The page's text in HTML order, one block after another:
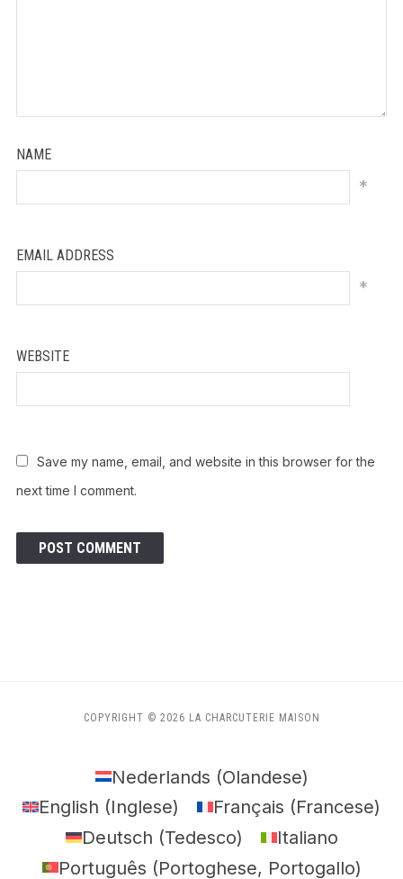
NAME
*
EMAIL ADDRESS
*
WEBSITE
Save my name, email, and website in this browser for the
next time I comment.
COPYRIGHT © 2026 LA CHARCUTERIE MAISON
Nederlands (Olandese)
English (Inglese) Français (Francese)
Deutsch (Tedesco)
Italiano
Português (Portoghese, Portogallo)